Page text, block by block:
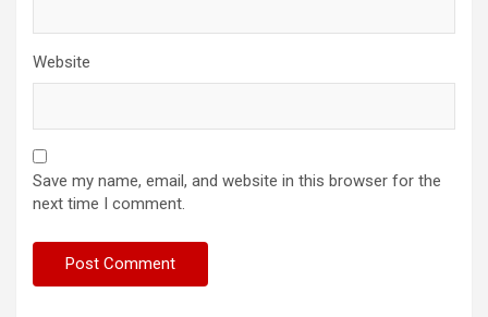
Website
Save my name, email, and website in this browser for the
next time I comment.